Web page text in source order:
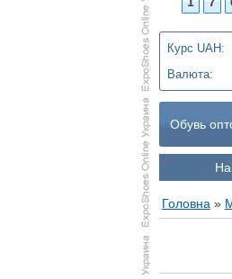
Курс UAH:
Валюта:
Обувь
Головна »